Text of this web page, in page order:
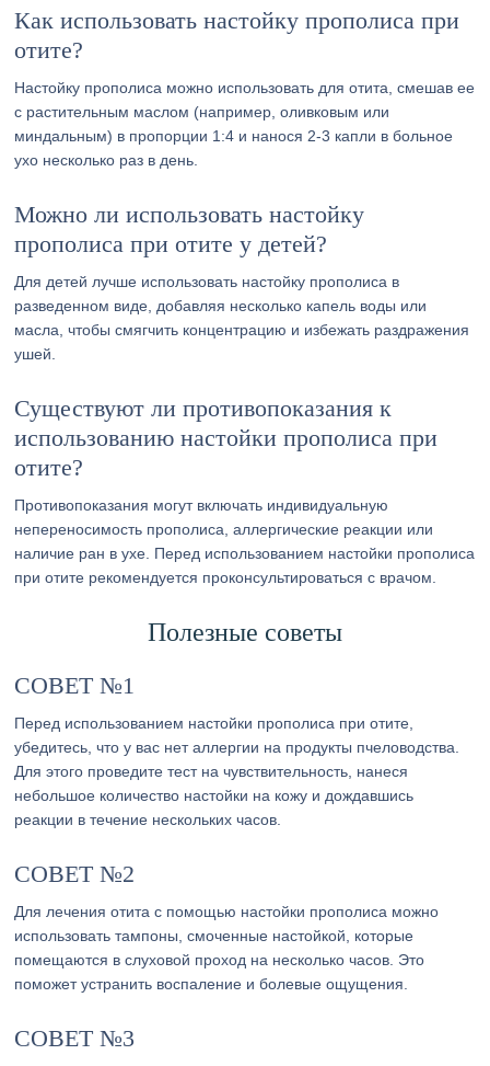
Как использовать настойку прополиса при
отите?
Настойку прополиса можно использовать для отита, смешав ее
с растительным маслом (например, оливковым или
миндальным) в пропорции 1:4 и нанося 2-3 капли в больное
ухо несколько раз в день.
Можно ли использовать настойку
прополиса при отите у детей?
Для детей лучше использовать настойку прополиса в
разведенном виде, добавляя несколько капель воды или
масла, чтобы смягчить концентрацию и избежать раздражения
ушей.
Существуют ли противопоказания к
использованию настойки прополиса при
отите?
Противопоказания могут включать индивидуальную
непереносимость прополиса, аллергические реакции или
наличие ран в ухе. Перед использованием настойки прополиса
при отите рекомендуется проконсультироваться с врачом.
Полезные советы
СОВЕТ №1
Перед использованием настойки прополиса при отите,
убедитесь, что у вас нет аллергии на продукты пчеловодства.
Для этого проведите тест на чувствительность, нанеся
небольшое количество настойки на кожу и дождавшись
реакции в течение нескольких часов.
СОВЕТ №2
Для лечения отита с помощью настойки прополиса можно
использовать тампоны, смоченные настойкой, которые
помещаются в слуховой проход на несколько часов. Это
поможет устранить воспаление и болевые ощущения.
СОВЕТ №3